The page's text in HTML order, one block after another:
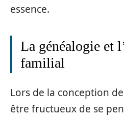
essence.
La généalogie et
familial
Lors de la conception
être fructueux de se